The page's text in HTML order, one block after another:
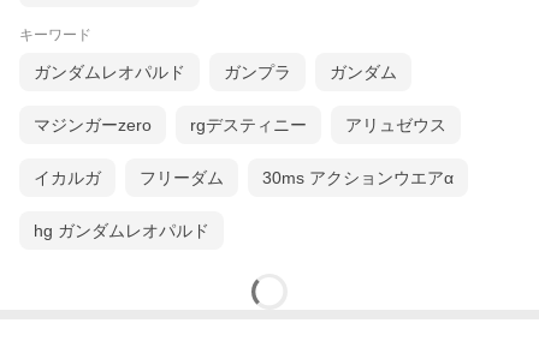
キーワード
ガンダムレオパルド ガンプラ ガンダム
マジンガーzero rgデスティニー アリュゼウス
イカルガ フリーダム 30ms アクションウエアα
hg ガンダムレオパルド